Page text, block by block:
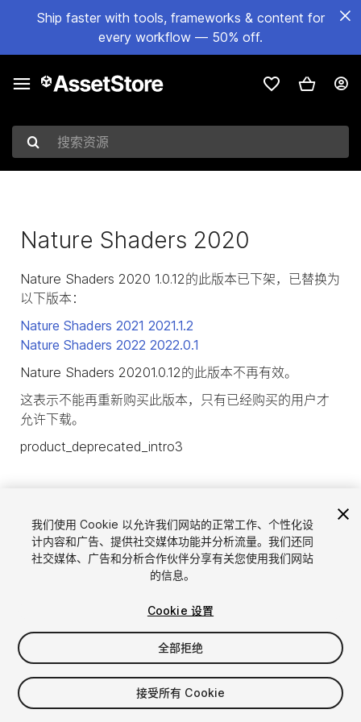
Ship faster with tools, frameworks & content for
every workflow — 50% off.
搜索资源
Nature Shaders 2020
Nature Shaders 2020 1.0.12的此版本已下架，已替换为
以下版本：
Nature Shaders 2021 2021.1.2
Nature Shaders 2022 2022.0.1
Nature Shaders 20201.0.12的此版本不再有效。
这表示不能再重新购买此版本，只有已经购买的用户才
允许下载。
product_deprecated_intro3
语言
English
简体中文
通过Unity出售资源
出售资源
资源上传指南
我们使用 Cookie 以允许我们网站的正常工作、个性化设
计内容和广告、提供社交媒体功能并分析流量。我们还同
社交媒体、广告和分析合作伙伴分享有关您使用我们网站
的信息。
Cookie 设置
全部拒绝
接受所有 Cookie